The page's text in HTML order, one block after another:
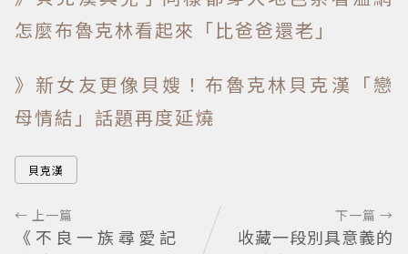
怎麼布魯克林看起來「比爸爸還老」
》新女友更像貝嫂！布魯克林貝克漢「戀
母情結」話題再度延燒
貝克漢
← 上一篇
《不良一族尋愛記
下一篇 →
收藏一段別具意義的